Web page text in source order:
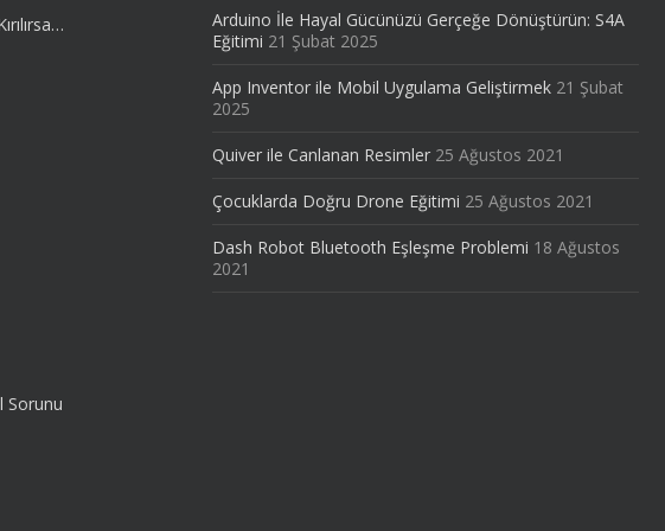
Sorunu
Arduino İle Hayal Gücünüzü Gerçeğe Dönüştürün: S4A
Eğitimi 21 Şubat 2025
App Inventor ile Mobil Uygulama Geliştirmek 21 Şubat
2025
Quiver ile Canlanan Resimler 25 Ağustos 2021
Çocuklarda Doğru Drone Eğitimi 25 Ağustos 2021
Dash Robot Bluetooth Eşleşme Problemi 18 Ağustos
2021